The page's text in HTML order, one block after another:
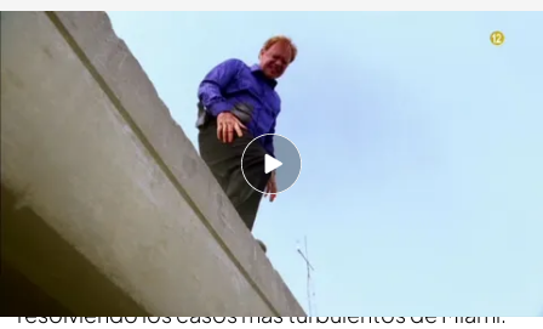
energy.es
04 AGO 2017 - 16:04h.
Cada ciudad tiene sus iconos. Miami, también.
Horatio Caine sigue con su particular estilo
resolviendo los casos más turbulentos de Miami.